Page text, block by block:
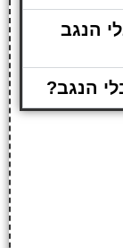
הנגב
הנגב?